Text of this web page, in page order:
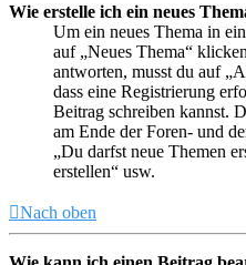
Wie erstelle ich ein neues
Um ein neues Thema in
auf „Neues Thema“
antworten, musst du auf
dass eine Registrierung
Beitrag schreiben kannst.
am Ende der Foren- und
„Du darfst neue Themen
erstellen“ usw.
Nach oben